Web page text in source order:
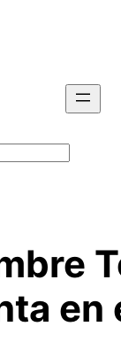
en